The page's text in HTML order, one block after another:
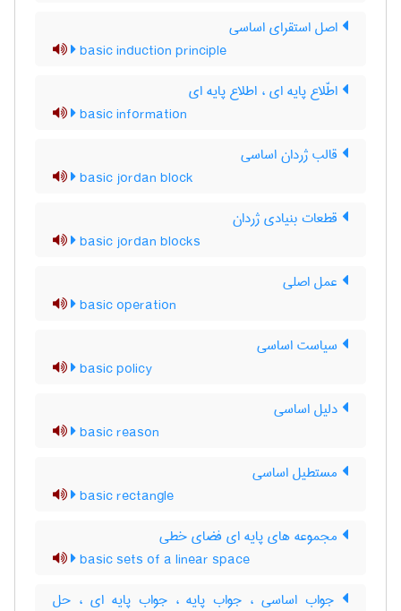
اصل استقرای اساسی
basic induction principle
اطّلاع پایه ای ، اطلاع پایه ای
basic information
قالب ژردان اساسی
basic jordan block
قطعات بنیادی ژردان
basic jordan blocks
عمل اصلی
basic operation
سیاست اساسی
basic policy
دلیل اساسی
basic reason
مستطیل اساسی
basic rectangle
مجموعه های پایه ای فضای خطی
basic sets of a linear space
جواب اساسی ، جواب پایه ، جواب پایه ای ، حل